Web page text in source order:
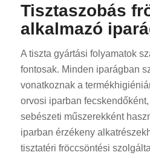
Tisztaszobás
alkalmazó
A tiszta gyártási folyamatok
fontosak. Minden iparágban
vonatkoznak a
orvosi iparban
sebészeti műszerekként
iparban érzékeny
tisztatéri fröccsöntési